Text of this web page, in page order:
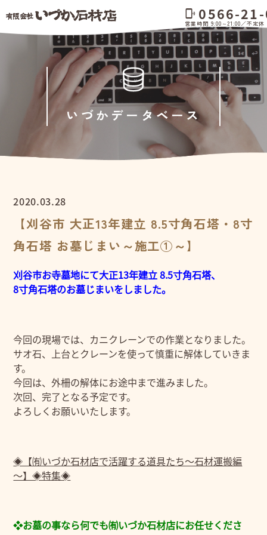
いづかデータベース
2020.03.28
【刈谷市 大正13年建立 8.5寸角石塔・8寸
角石塔 お墓じまい～施工①～】
刈谷市お寺墓地にて大正13年建立 8.5寸角石塔、
8寸角石塔のお墓じまいをしました。
今回の現場では、カニクレーンでの作業となりました。
サオ石、上台とクレーンを使って慎重に解体していきま
す。
今回は、外柵の解体にお途中まで進みました。
次回、完了となる予定です。
よろしくお願いいたします。
◈【㈲いづか石材店で活躍する道具たち～石材運搬編
～】◈特集◈
❖お墓の事なら何でも㈲いづか石材店にお任せくださ
phonelink_ring 0566-
営業時間 9:00～21:00／不定休